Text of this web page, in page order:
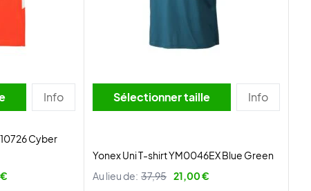
Info
Cyber
Sélectionner taille Info
Yonex Uni T-shirt YM0046EX Blue Green
Au lieu de: 37,95 21,00 €